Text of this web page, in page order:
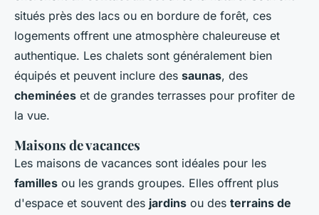
situés près des lacs ou en bordure de forêt, ces
logements offrent une atmosphère chaleureuse et
authentique. Les chalets sont généralement bien
équipés et peuvent inclure des saunas, des
cheminées et de grandes terrasses pour profiter de
la vue.
Maisons de vacances
Les maisons de vacances sont idéales pour les
familles ou les grands groupes. Elles offrent plus
d'espace et souvent des jardins ou des terrains de